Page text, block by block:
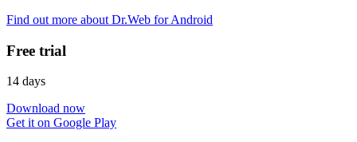
Find out more about Dr.Web for Android
Free trial
14 days
Download now
Get it on Google Play